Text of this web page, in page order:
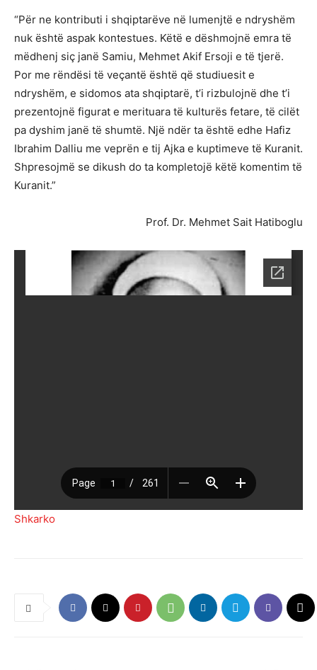
“Për ne kontributi i shqiptarëve në lumenjtë e ndryshëm
nuk është aspak kontestues. Këtë e dëshmojnë emra të
mëdhenj siç janë Samiu, Mehmet Akif Ersoji e të tjerë.
Por me rëndësi të veçantë është që studiuesit e
ndryshëm, e sidomos ata shqiptarë, t’i rizbulojnë dhe t’i
prezentojnë figurat e merituara të kulturës fetare, të cilët
pa dyshim janë të shumtë. Një ndër ta është edhe Hafiz
Ibrahim Dalliu me veprën e tij Ajka e kuptimeve të Kuranit.
Shpresojmë se dikush do ta kompletojë këtë komentim të
Kuranit.”
Prof. Dr. Mehmet Sait Hatiboglu
Shkarko